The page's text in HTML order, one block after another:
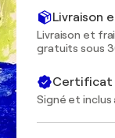
Livraison
Livraison et
gratuits sous
Certificat
Signé et